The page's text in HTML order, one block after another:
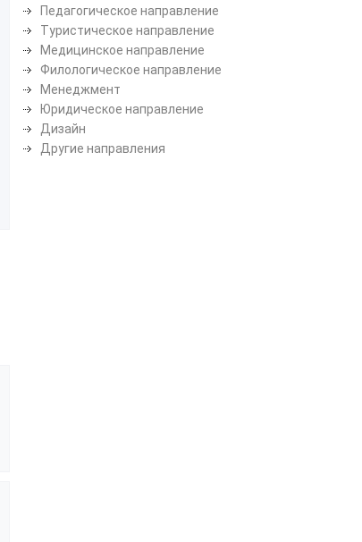
Педагогическое направление
Туристическое направление
Медицинское направление
Филологическое направление
Менеджмент
Юридическое направление
Дизайн
Другие направления